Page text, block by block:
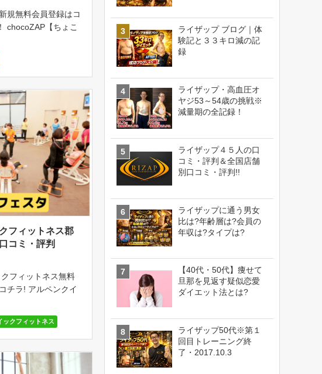
無料会員登録はコ
chocoZAP【ちょこ
タウン大槻は、RIZ
。月額2980円（税
放題。初心者向け
5 […]
フィットネス郡
コミ・評判
フィットネス無料
チラ! アルペンクイ
山フェスタの無料体
忙しい毎日の中でも
取り戻し、維持する
フィットネス。気
ックフィットネス
ライザップ ブログ｜体
験記と３３キロ減の記
録
ライザップ・高血圧オ
ヤジ53～54歳の挑戦※
減量期の全記録！
ライザップ４５人の口
コミ・評判＆全国店舗
別口コミ・評判!!
ライザップに通う男女
比は?年齢層は?会員の
年収は?タイプは?
【40代・50代】痩せて
旦那を見返す疑似恋愛
ダイエット法とは?
ライザップ50代※第１
回目トレーニング終
了・2017.10.3